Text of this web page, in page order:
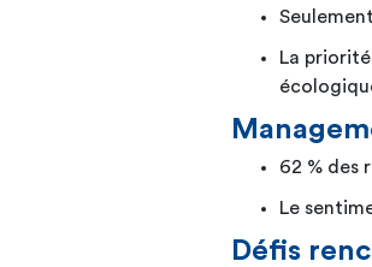
La
62 % des
Le
Défis